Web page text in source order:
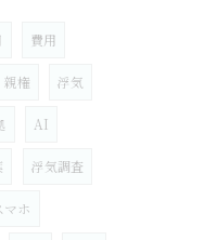
費用
親権 浮気
AI
浮気調査
マホ